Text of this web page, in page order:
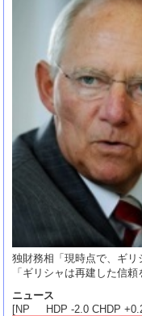
独財務相「現時点で、ギリ
「ギリシャは再建した信頼
ニュース
[NP HDP -2.0 CHDP